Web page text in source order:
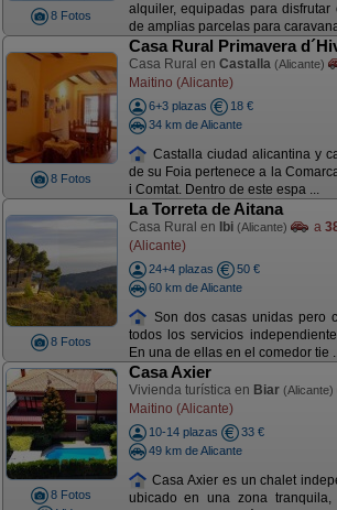
8 Fotos
alquiler, equipadas para disfrutar
de amplias parcelas para
8 Fotos
Casa Rural Primavera
Casa Rural en Castalla (Alicante)
Maitino (Alicante)
6+3 plazas
18 €
34 km de Alicante
Castalla ciudad alicantina y
de su Foia pertenece a la
i Comtat. Dentro de este espa ...
8 Fotos
La Torreta de Aitana
Casa Rural en Ibi (Alicante) a
(Alicante)
24+4 plazas
50 €
60 km de Alicante
Son dos casas unidas pero
todos los servicios
En una de ellas en el comedor tie
8 Fotos
Casa Axier
Vivienda turística en Biar (Alicante)
Maitino (Alicante)
10-14 plazas
33 €
49 km de Alicante
Casa Axier es un chalet
ubicado en una zona